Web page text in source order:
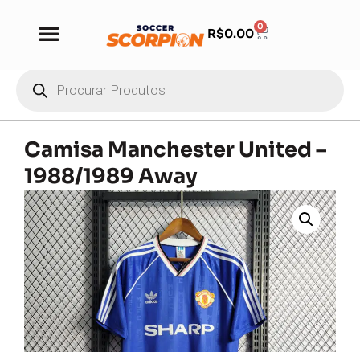
R$0.00 0
Camisa Manchester United –
1988/1989 Away